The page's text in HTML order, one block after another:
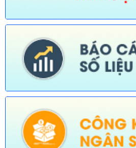
được sửa đổi, bổ sung, thay thế, bãi
Ngày ban hành: (30/07/2026)
Số:675/TB-UBND
Tên:
(Thông báo về việc công bố
bị bãi bỏ trong lĩnh vực nông nghiệp
quản lý của Sở Nông nghiệp và Môi
(Thông báo về việc công bố thủ
được sửa đổi, bổ sung trong lĩnh vực
phạm vi chức năng quản lý của Sở
Ngày ban hành: (30/07/2026)